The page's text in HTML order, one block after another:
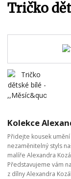
Tričko
Kolekce
Přidejte kousek
nezaměnitelný styls
malíře Alexandra
Představujeme vám
z dílny Alexandra